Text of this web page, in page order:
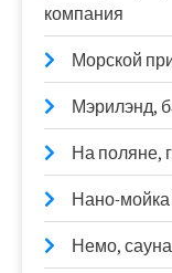
компания
Морской
Мэрилэнд,
На поляне,
Нано-мойка
Немо, сауна